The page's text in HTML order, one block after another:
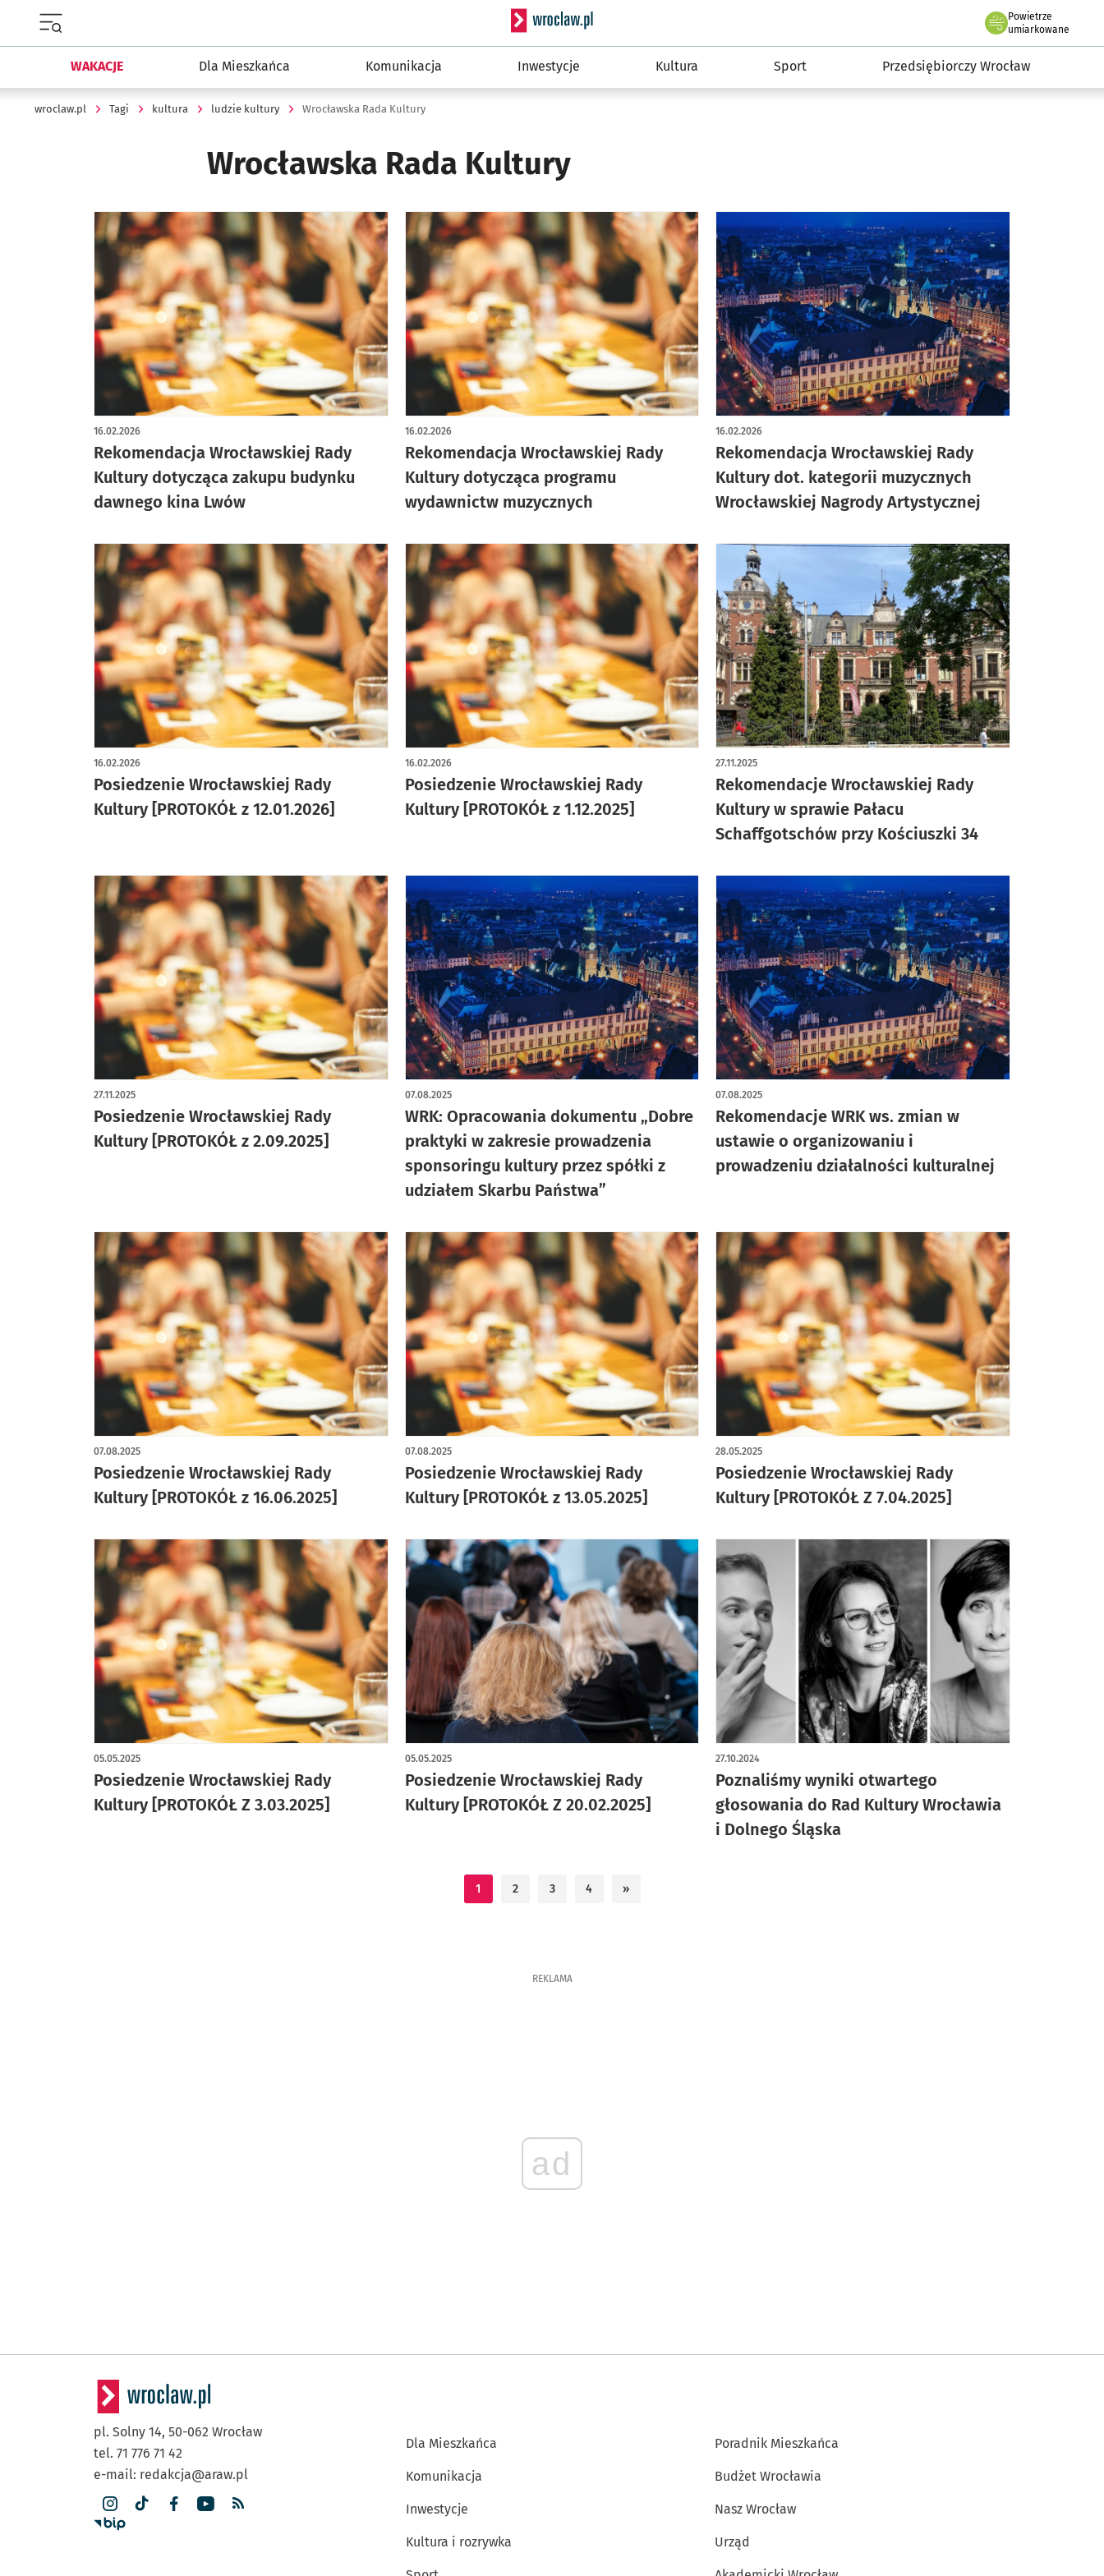
Serwis informacyjny wroclaw.pl
Powietrze
we Wrocławiu
umiarkowane
WAKACJE Dla Mieszkańca Komunikacja Inwestycje Kultura Sport Przedsiębiorczy Wrocław
wroclaw.pl Tagi kultura ludzie kultury Wrocławska Rada Kultury
Wrocławska Rada Kultury
Rekomendacja Wrocławskiej Rady
Kultury dotycząca zakupu budynku
dawnego kina Lwów
16.02.2026
Rekomendacja Wrocławskiej Rady
Kultury dotycząca programu
wydawnictw muzycznych
16.02.2026
Rekomendacja Wrocławskiej Rady
Kultury dot. kategorii muzycznych
Wrocławskiej Nagrody Artystycznej
16.02.2026
Posiedzenie Wrocławskiej Rady
Kultury [PROTOKÓŁ z 12.01.2026]
16.02.2026
Posiedzenie Wrocławskiej Rady
Kultury [PROTOKÓŁ z 1.12.2025]
16.02.2026
Rekomendacje Wrocławskiej Rady
Kultury w sprawie Pałacu
Schaffgotschów przy Kościuszki 34
27.11.2025
Posiedzenie Wrocławskiej Rady
Kultury [PROTOKÓŁ z 2.09.2025]
27.11.2025
WRK: Opracowania dokumentu „Dobre
praktyki w zakresie prowadzenia
sponsoringu kultury przez spółki z
udziałem Skarbu Państwa”
07.08.2025
Rekomendacje WRK ws. zmian w
ustawie o organizowaniu i
prowadzeniu działalności kulturalnej
07.08.2025
Posiedzenie Wrocławskiej Rady
Kultury [PROTOKÓŁ z 16.06.2025]
07.08.2025
Posiedzenie Wrocławskiej Rady
Kultury [PROTOKÓŁ z 13.05.2025]
07.08.2025
Posiedzenie Wrocławskiej Rady
Kultury [PROTOKÓŁ Z 7.04.2025]
28.05.2025
Posiedzenie Wrocławskiej Rady
Kultury [PROTOKÓŁ Z 3.03.2025]
05.05.2025
Posiedzenie Wrocławskiej Rady
Kultury [PROTOKÓŁ Z 20.02.2025]
05.05.2025
Poznaliśmy wyniki otwartego
głosowania do Rad Kultury Wrocławia
i Dolnego Śląska
27.10.2024
1 2 3 4 »
REKLAMA
ad
pl. Solny 14, 50-062 Wrocław
tel. 71 776 71 42
e-mail: redakcja@araw.pl
Dla Mieszkańca
Komunikacja
Inwestycje
Kultura i rozrywka
Poradnik Mieszkańca
Budżet Wrocławia
Nasz Wrocław
Urząd